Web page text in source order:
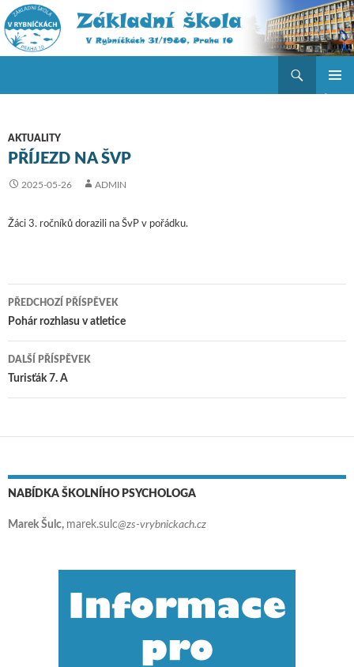
AKTUALITY
PŘÍJEZD NA ŠVP
2025-05-26 ADMIN
Žáci 3. ročníků dorazili na ŠvP v pořádku.
Navigace pro příspěvky
PŘEDCHOZÍ PŘÍSPĚVEK
Pohár rozhlasu v atletice
DALŠÍ PŘÍSPĚVEK
Turisťák 7. A
NABÍDKA ŠKOLNÍHO PSYCHOLOGA
Marek Šulc, marek.sulc@zs-vrybnickach.cz